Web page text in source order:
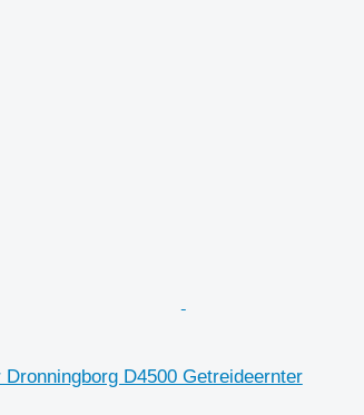
D4500 Getreideernter